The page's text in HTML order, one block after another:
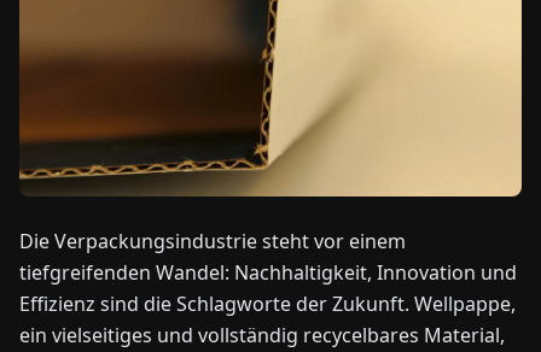
NEWS
ÜBER
ENDEFR ESITNLPLHU
Die Verpackungsindustrie steht vor einem
tiefgreifenden Wandel: Nachhaltigkeit, Innovation und
Effizienz sind die Schlagworte der Zukunft. Wellpappe,
ein vielseitiges und vollständig recycelbares Material,